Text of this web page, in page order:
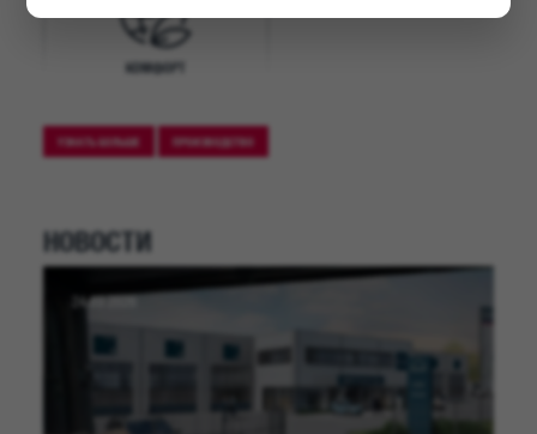
КОМФОРТ
УЗНАТЬ БОЛЬШЕ ПРОИЗВОДСТВО
НОВОСТИ
24.03.2026